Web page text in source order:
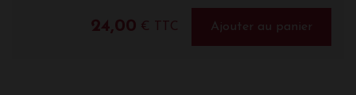
24,00 € TTC Ajouter au panier